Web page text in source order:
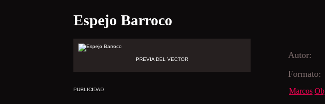
Espejo Barroco
PREVIA DEL VECTOR Autor:
Formato:
Marcos
PUBLICIDAD